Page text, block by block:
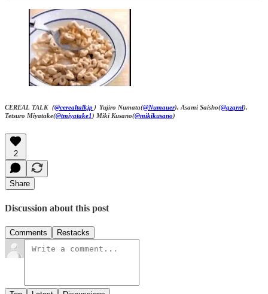
CEREAL TALK（@cerealtalkjp ）Yujiro Numata(@Numauer), Asami Saisho(@qzqrnl),
Tetsuro Miyatake(@tmiyatake1) Miki Kusano(@mikikusano)
2
Share
Discussion about this post
Comments Restacks